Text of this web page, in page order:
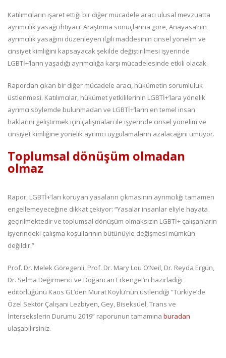
Katılımcıların işaret ettiği bir diğer mücadele aracı ulusal mevzuatta
ayrımcılık yasağı ihtiyacı. Araştırma sonuçlarına göre, Anayasa’nın
ayrımcılık yasağını düzenleyen ilgili maddesinin cinsel yönelim ve
cinsiyet kimliğini kapsayacak şekilde değiştirilmesi işyerinde
LGBTİ+’ların yaşadığı ayrımcılığa karşı mücadelesinde etkili olacak.
Rapordan çıkan bir diğer mücadele aracı, hükümetin sorumluluk
üstlenmesi. Katılımcılar, hükümet yetkililerinin LGBTİ+’lara yönelik
ayrımcı söylemde bulunmadan ve LGBTİ+’ların en temel insan
haklarını geliştirmek için çalışmaları ile işyerinde cinsel yönelim ve
cinsiyet kimliğine yönelik ayrımcı uygulamaların azalacağını umuyor.
Toplumsal dönüşüm olmadan
olmaz
Rapor, LGBTİ+’ları koruyan yasaların çıkmasının ayrımcılığı tamamen
engellemeyeceğine dikkat çekiyor: “Yasalar insanlar eliyle hayata
geçirilmektedir ve toplumsal dönüşüm olmaksızın LGBTİ+ çalışanların
işyerindeki çalışma koşullarının bütünüyle değişmesi mümkün
değildir.”
Prof. Dr. Melek Göregenli, Prof. Dr. Mary Lou O’Neil, Dr. Reyda Ergün,
Dr. Selma Değirmenci ve Doğancan Erkengel’in hazırladığı
editörlüğünü Kaos GL’den Murat Köylü’nün üstlendiği “Türkiye’de
Özel Sektör Çalışanı Lezbiyen, Gey, Biseksüel, Trans ve
İntersekslerin Durumu 2019” raporunun tamamına buradan
ulaşabilirsiniz.